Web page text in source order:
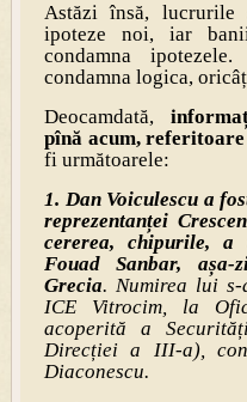
Astăzi însă, lucrurile
ipoteze noi, iar
condamna
condamna logica,
Deocamdată,
pînă acum,
fi următoarele:
1. Dan Voiculescu a
reprezentanței
cererea, chipurile, a
Fouad Sanbar,
Grecia. Numirea lui
ICE Vitrocim, la
acoperită a
Direcției a III-a),
Diaconescu.